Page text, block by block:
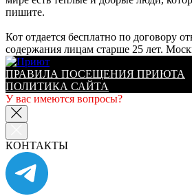
пишите.
Кот отдается бесплатно по договору
содержания лицам старше 25 лет.
ПРАВИЛА ПОСЕЩЕНИЯ ПРИЮТА
ПОЛИТИКА САЙТА
У вас имеются вопросы?
КОНТАКТЫ